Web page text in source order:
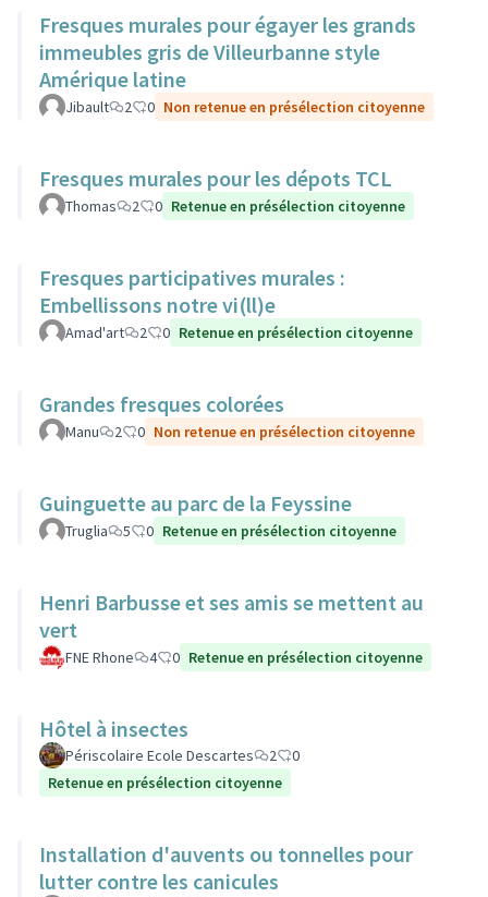
Fresques murales pour égayer les grands
immeubles gris de Villeurbanne style
Amérique latine
Jibault 2 0 Non retenue en présélection citoyenne
Fresques murales pour les dépots TCL
Thomas 2 0 Retenue en présélection citoyenne
Fresques participatives murales :
Embellissons notre vi(ll)e
Amad'art 2 0 Retenue en présélection citoyenne
Grandes fresques colorées
Manu 2 0 Non retenue en présélection citoyenne
Guinguette au parc de la Feyssine
Truglia 5 0 Retenue en présélection citoyenne
Henri Barbusse et ses amis se mettent au
vert
FNE Rhone 4 0 Retenue en présélection citoyenne
Hôtel à insectes
Périscolaire Ecole Descartes 2
0
Retenue en présélection citoyenne
Installation d'auvents ou tonnelles pour
lutter contre les canicules